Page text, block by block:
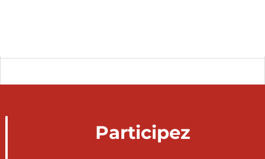
Participez